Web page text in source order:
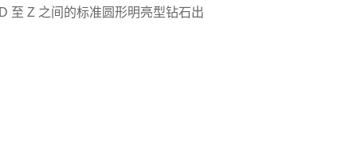
至 Z 之间的标准圆形明亮型钻石出